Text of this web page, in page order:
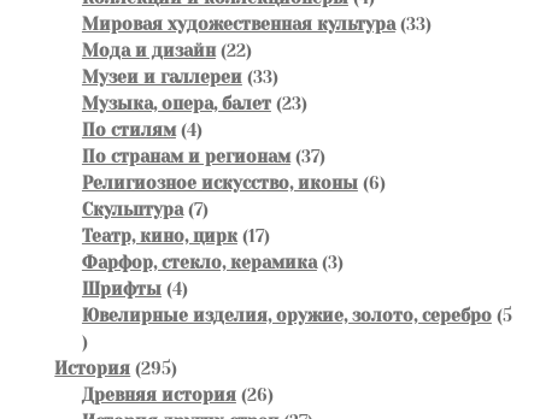
товара
Мировая художественная культура 3333
Мода и дизайн 2222
товара
Музеи и галлереи 3333
товара
Музыка, опера, балет 2323
По стилям 44
товара
По странам и регионам 3737
товаров
Религиозное искусство, иконы 66
Скульптура 77
товаров
Театр, кино, цирк 1717
товаров
Фарфор, стекло, керамика 33
Шрифты 44
товара
Ювелирные изделия, оружие, золото, серебро 5
5
товаров
История 295295
товаров
Древняя история 2626